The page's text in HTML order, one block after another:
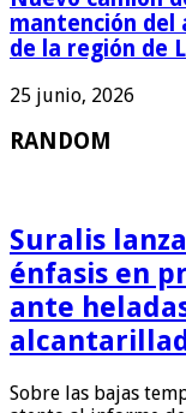
mantención del
de la región de
25 junio, 2026
RANDOM
Suralis
énfasis en
ante
Sobre las bajas